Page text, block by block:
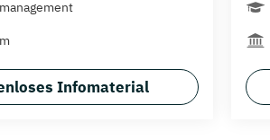
Infomaterial